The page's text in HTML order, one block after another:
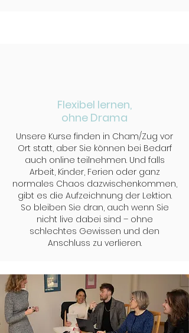
Flexibel lernen,
ohne Drama
Unsere Kurse finden in Cham/Zug vor
Ort statt, aber Sie können bei Bedarf
auch online teilnehmen. Und falls
Arbeit, Kinder, Ferien oder ganz
normales Chaos dazwischenkommen,
gibt es die Aufzeichnung der Lektion.
So bleiben Sie dran, auch wenn Sie
nicht live dabei sind – ohne
schlechtes Gewissen und den
Anschluss zu verlieren.